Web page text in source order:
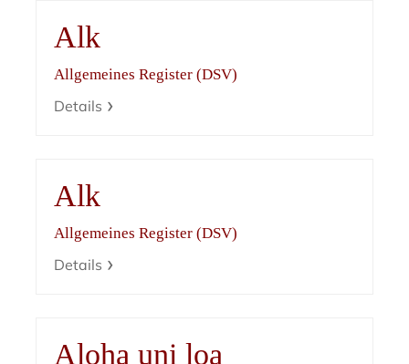
Alk
Allgemeines Register (DSV)
Details
Alk
Allgemeines Register (DSV)
Details
Aloha uni loa